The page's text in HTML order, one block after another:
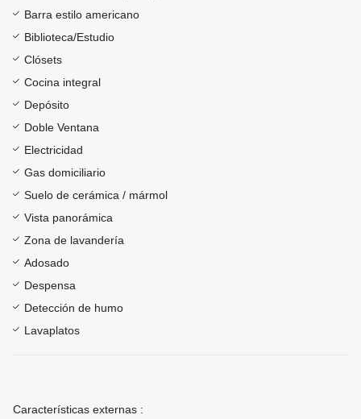
Barra estilo americano
Biblioteca/Estudio
Clósets
Cocina integral
Depósito
Doble Ventana
Electricidad
Gas domiciliario
Suelo de cerámica / mármol
Vista panorámica
Zona de lavandería
Adosado
Despensa
Detección de humo
Lavaplatos
Características externas :